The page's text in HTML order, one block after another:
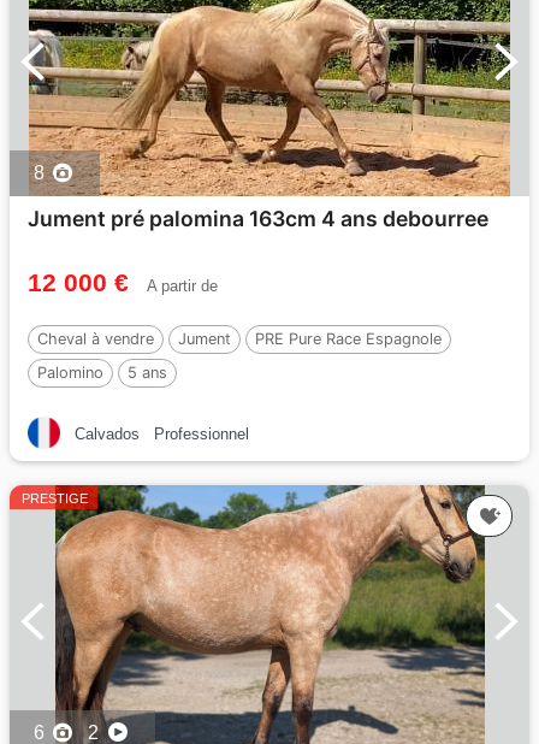
8
Jument pré palomina 163cm 4 ans debourree
12 000 € A partir de
Cheval à vendre Jument
PRE Pure Race Espagnole
Palomino
5 ans
Calvados Professionnel
PRESTIGE
6 2